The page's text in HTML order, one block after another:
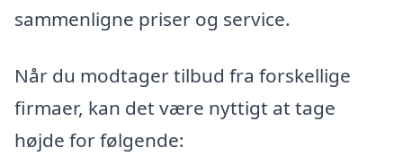
sammenligne priser og service.
Når du modtager tilbud fra forskellige
firmaer, kan det være nyttigt at tage
højde for følgende: